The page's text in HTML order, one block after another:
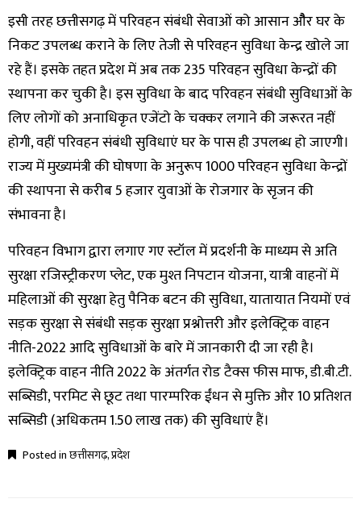
इसी तरह छत्तीसगढ़ में परिवहन संबंधी सेवाओं को आसान औैर घर के
निकट उपलब्ध कराने के लिए तेजी से परिवहन सुविधा केन्द्र खोले जा
रहे हैं। इसके तहत प्रदेश में अब तक 235 परिवहन सुविधा केन्द्रों की
स्थापना कर चुकी है। इस सुविधा के बाद परिवहन संबंधी सुविधाओं के
लिए लोगों को अनाधिकृत एजेंटो के चक्कर लगाने की जरूरत नहीं
होगी, वहीं परिवहन संबंधी सुविधाएं घर के पास ही उपलब्ध हो जाएगी।
राज्य में मुख्यमंत्री की घोषणा के अनुरूप 1000 परिवहन सुविधा केन्द्रों
की स्थापना से करीब 5 हजार युवाओं के रोजगार के सृजन की
संभावना है।
परिवहन विभाग द्वारा लगाए गए स्टॉल में प्रदर्शनी के माध्यम से अति
सुरक्षा रजिस्ट्रीकरण प्लेट, एक मुश्त निपटान योजना, यात्री वाहनों में
महिलाओं की सुरक्षा हेतु पैनिक बटन की सुविधा, यातायात नियमों एवं
सड़क सुरक्षा से संबंधी सड़क सुरक्षा प्रश्नोत्तरी और इलेक्ट्रिक वाहन
नीति-2022 आदि सुविधाओं के बारे में जानकारी दी जा रही है।
इलेक्ट्रिक वाहन नीति 2022 के अंतर्गत रोड टैक्स फीस माफ, डी.बी.टी.
सब्सिडी, परमिट से छूट तथा पारम्परिक ईंधन से मुक्ति और 10 प्रतिशत
सब्सिडी (अधिकतम 1.50 लाख तक) की सुविधाएं हैं।
Posted inछत्तीसगढ़,प्रदेश